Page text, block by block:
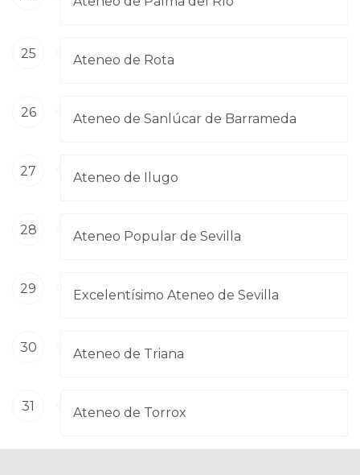
25 Ateneo de Rota
26 Ateneo de Sanlúcar de Barrameda
27 Ateneo de Ilugo
28 Ateneo Popular de Sevilla
29 Excelentísimo Ateneo de Sevilla
30 Ateneo de Triana
31 Ateneo de Torrox